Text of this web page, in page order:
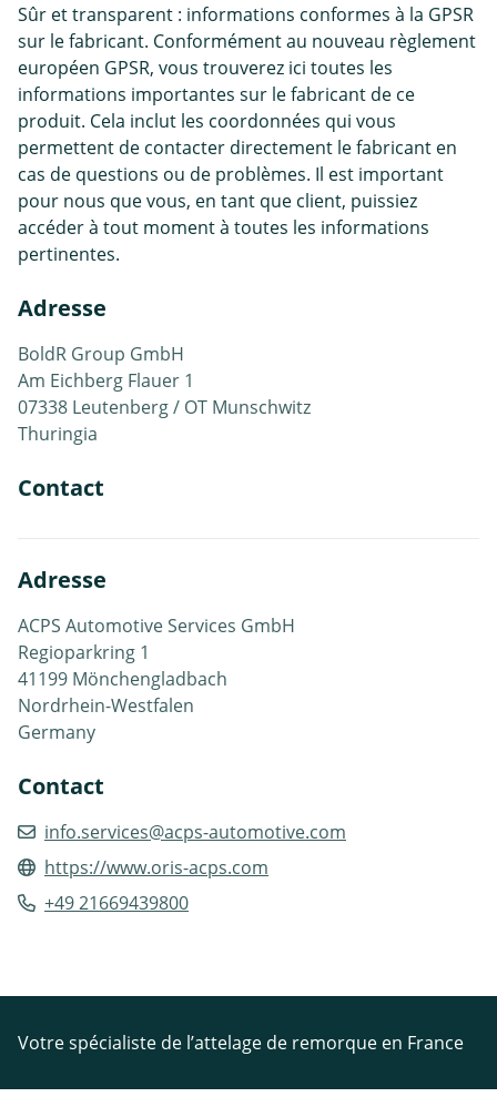
Sûr et transparent : informations conformes à la GPSR
sur le fabricant. Conformément au nouveau règlement
européen GPSR, vous trouverez ici toutes les
informations importantes sur le fabricant de ce
produit. Cela inclut les coordonnées qui vous
permettent de contacter directement le fabricant en
cas de questions ou de problèmes. Il est important
pour nous que vous, en tant que client, puissiez
accéder à tout moment à toutes les informations
pertinentes.
Adresse
BoldR Group GmbH
Am Eichberg Flauer 1
07338 Leutenberg / OT Munschwitz
Thuringia
Contact
Adresse
ACPS Automotive Services GmbH
Regioparkring 1
41199 Mönchengladbach
Nordrhein-Westfalen
Germany
Contact
info.services@acps-automotive.com
https://www.oris-acps.com
+49 21669439800
Votre spécialiste de l’attelage de remorque en France